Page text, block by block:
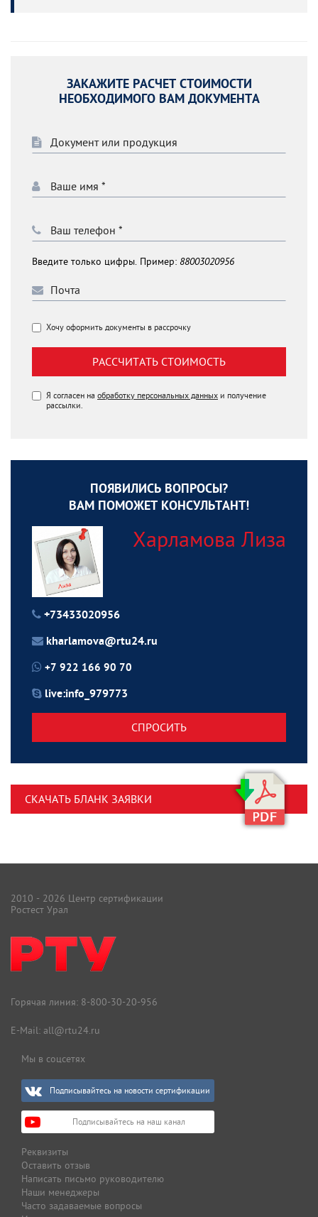
ЗАКАЖИТЕ РАСЧЕТ СТОИМОСТИ
НЕОБХОДИМОГО ВАМ ДОКУМЕНТА
Введите только цифры. Пример: 88003020956
Хочу оформить документы в рассрочку
РАССЧИТАТЬ СТОИМОСТЬ
Я согласен на обработку персональных данных и получение
рассылки.
ПОЯВИЛИСЬ ВОПРОСЫ?
ВАМ ПОМОЖЕТ КОНСУЛЬТАНТ!
Харламова Лиза
+73433020956
kharlamova@rtu24.ru
+7 922 166 90 70
live:info_979773
СПРОСИТЬ
СКАЧАТЬ БЛАНК ЗАЯВКИ
2010 - 2026 Центр сертификации
Ростест Урал
Горячая линия: 8-800-30-20-956
E-Mail: all@rtu24.ru
Мы в соцсетях
Подписывайтесь на новости сертификации
Подписывайтесь на наш канал
Реквизиты
Оставить отзыв
Написать письмо руководителю
Наши менеджеры
Часто задаваемые вопросы